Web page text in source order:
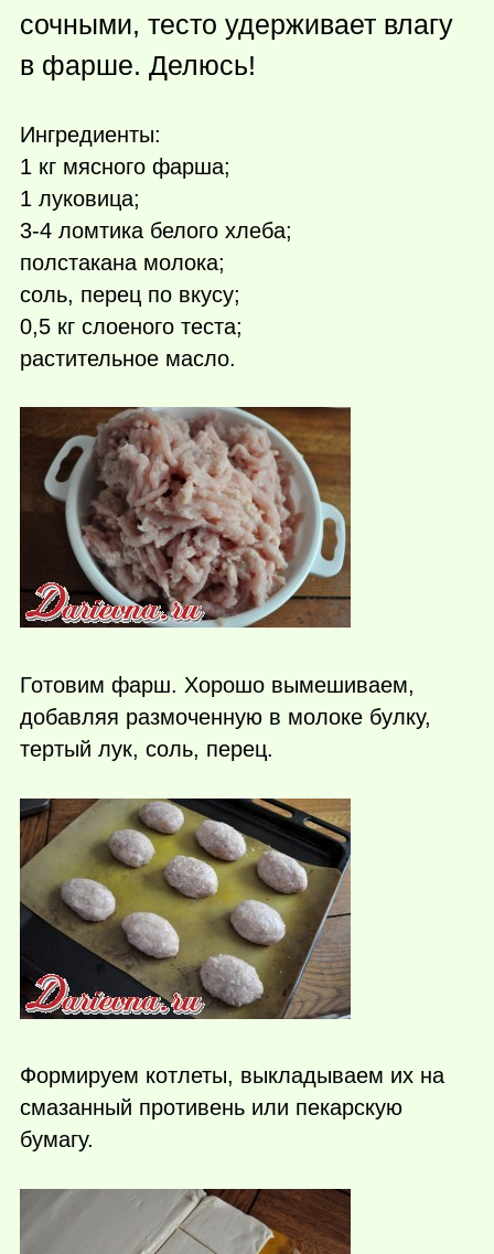
сочными, тесто удерживает влагу
в фарше. Делюсь!
Ингредиенты:
1 кг мясного фарша;
1 луковица;
3-4 ломтика белого хлеба;
полстакана молока;
соль, перец по вкусу;
0,5 кг слоеного теста;
растительное масло.
Готовим фарш. Хорошо вымешиваем,
добавляя размоченную в молоке булку,
тертый лук, соль, перец.
Формируем котлеты, выкладываем их на
смазанный противень или пекарскую
бумагу.